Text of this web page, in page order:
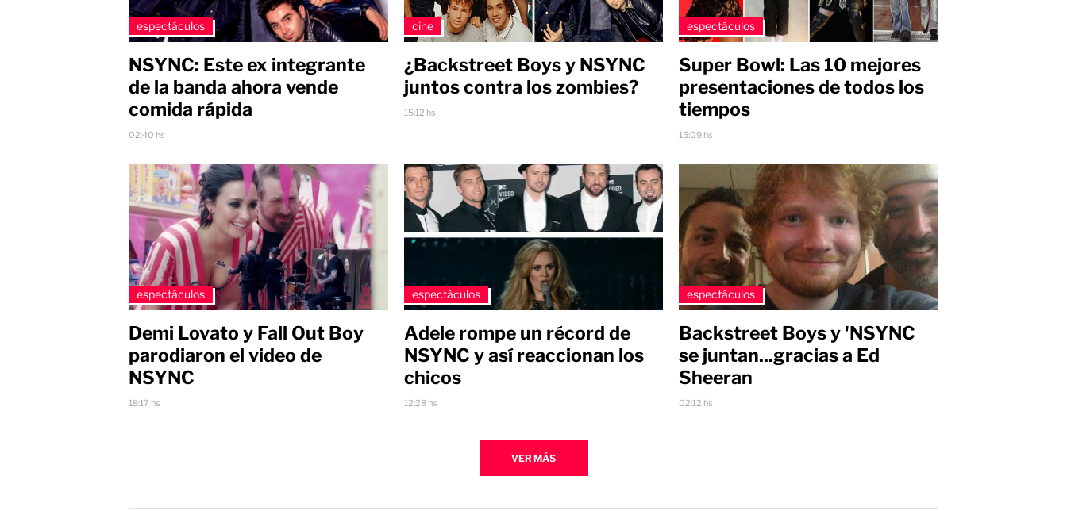
espectáculos
NSYNC: Este ex integrante
de la banda ahora vende
comida rápida
02:40 hs
cine
¿Backstreet Boys y NSYNC
juntos contra los zombies?
15:12 hs
espectáculos
Super Bowl: Las 10 mejores
presentaciones de todos los
tiempos
15:09 hs
espectáculos
Demi Lovato y Fall Out Boy
parodiaron el video de
NSYNC
18:17 hs
espectáculos
Adele rompe un récord de
NSYNC y así reaccionan los
chicos
12:28 hs
espectáculos
Backstreet Boys y 'NSYNC
se juntan...gracias a Ed
Sheeran
02:12 hs
VER MÁS